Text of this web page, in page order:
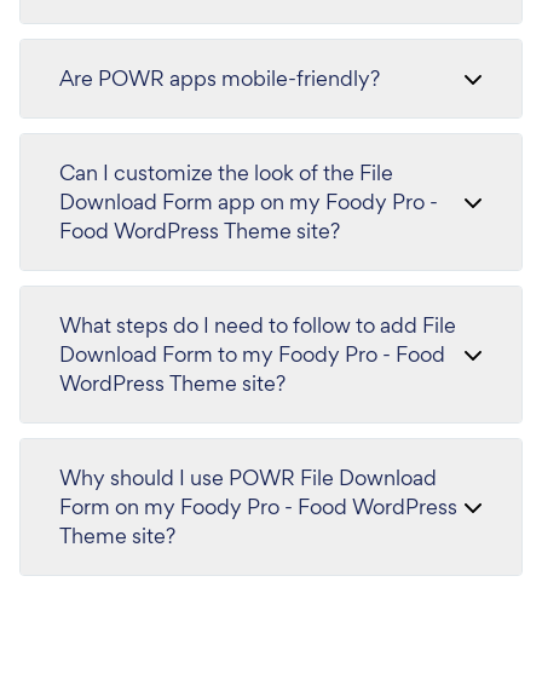
Are POWR apps mobile-friendly?
Can I customize the look of the File
Download Form app on my Foody Pro -
Food WordPress Theme site?
What steps do I need to follow to add File
Download Form to my Foody Pro - Food
WordPress Theme site?
Why should I use POWR File Download
Form on my Foody Pro - Food WordPress
Theme site?